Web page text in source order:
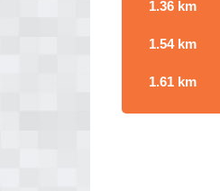
1.36 km
1.54 km
1.61 km